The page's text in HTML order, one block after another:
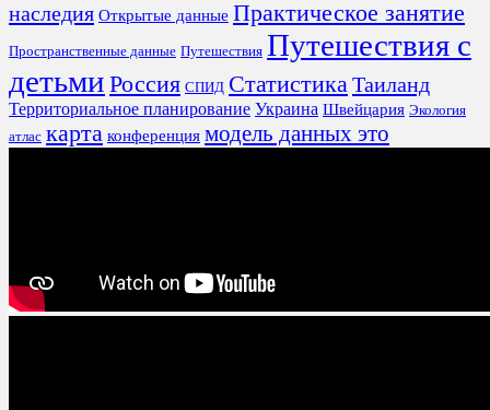
наследия Открытые данные Практическое занятие
Пространственные данные Путешествия Путешествия с
детьми Россия СПИД СтатистикаТаиланд
Территориальное планирование Украина Швейцария Экология
атлас карта конференция модель данных это